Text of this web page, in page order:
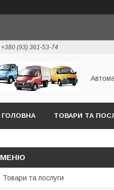
+380 (93) 361-53-74
ГОЛОВНА ТОВАРИ ТА
Товари та послуги